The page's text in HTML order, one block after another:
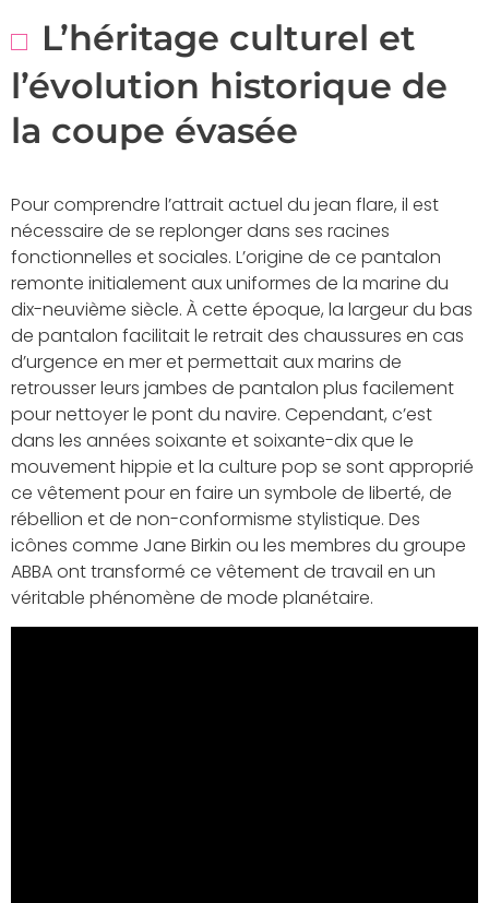
L’héritage culturel et
l’évolution historique de
la coupe évasée
Pour comprendre l’attrait actuel du jean flare, il est
nécessaire de se replonger dans ses racines
fonctionnelles et sociales. L’origine de ce pantalon
remonte initialement aux uniformes de la marine du
dix-neuvième siècle. À cette époque, la largeur du bas
de pantalon facilitait le retrait des chaussures en cas
d’urgence en mer et permettait aux marins de
retrousser leurs jambes de pantalon plus facilement
pour nettoyer le pont du navire. Cependant, c’est
dans les années soixante et soixante-dix que le
mouvement hippie et la culture pop se sont approprié
ce vêtement pour en faire un symbole de liberté, de
rébellion et de non-conformisme stylistique. Des
icônes comme Jane Birkin ou les membres du groupe
ABBA ont transformé ce vêtement de travail en un
véritable phénomène de mode planétaire.